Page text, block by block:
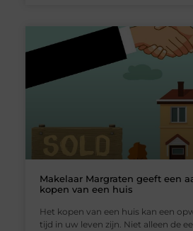
Makelaar Margraten geeft een
kopen van een huis
Het kopen van een huis kan een
tijd in uw leven zijn. Niet alleen de